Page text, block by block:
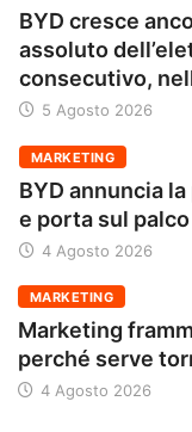
BYD cresce
assoluto
consecutivo,
5 Agosto 2026
MARKETING
BYD annuncia
e porta sul
4 Agosto 2026
MARKETING
Marketing
perché serve
4 Agosto 2026